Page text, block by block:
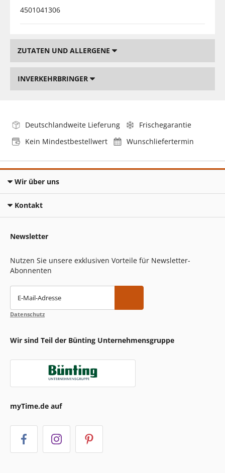
4501041306
ZUTATEN UND ALLERGENE
INVERKEHRBRINGER
Deutschlandweite Lieferung
Frischegarantie
Kein Mindestbestellwert
Wunschliefertermin
Wir über uns
Kontakt
Newsletter
Nutzen Sie unsere exklusiven Vorteile für Newsletter-
Abonnenten
E-Mail-Adresse
Datenschutz
Wir sind Teil der Bünting Unternehmensgruppe
myTime.de auf